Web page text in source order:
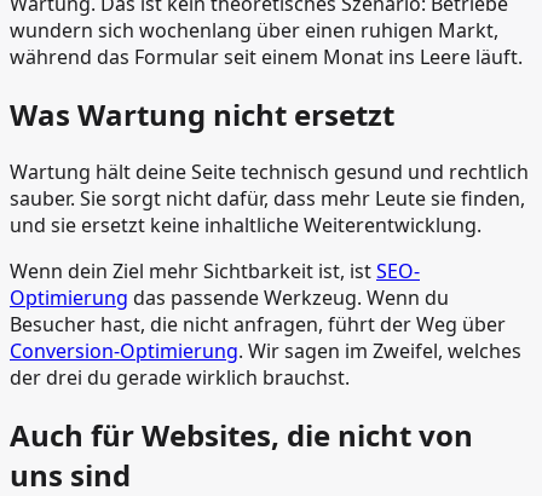
wundern sich wochenlang über einen ruhigen Markt,
während das Formular seit einem Monat ins Leere läuft.
Was Wartung nicht ersetzt
Wartung hält deine Seite technisch gesund und rechtlich
sauber. Sie sorgt nicht dafür, dass mehr Leute sie finden,
und sie ersetzt keine inhaltliche Weiterentwicklung.
Wenn dein Ziel mehr Sichtbarkeit ist, istSEO-
Optimierung das passende Werkzeug. Wenn du
Besucher hast, die nicht anfragen, führt der Weg über
Conversion-Optimierung. Wir sagen im Zweifel, welches
der drei du gerade wirklich brauchst.
Auch für Websites, die nicht von
uns sind